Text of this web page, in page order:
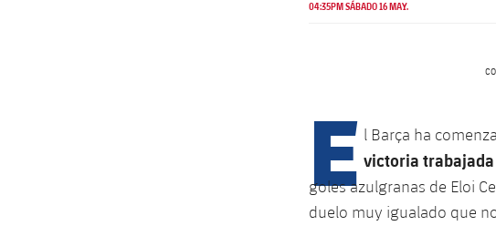
04:35PM SÁBADO 16 MAY.
E l Barça ha
victoria trabajada
goles azulgranas de Eloi
duelo muy igualado que